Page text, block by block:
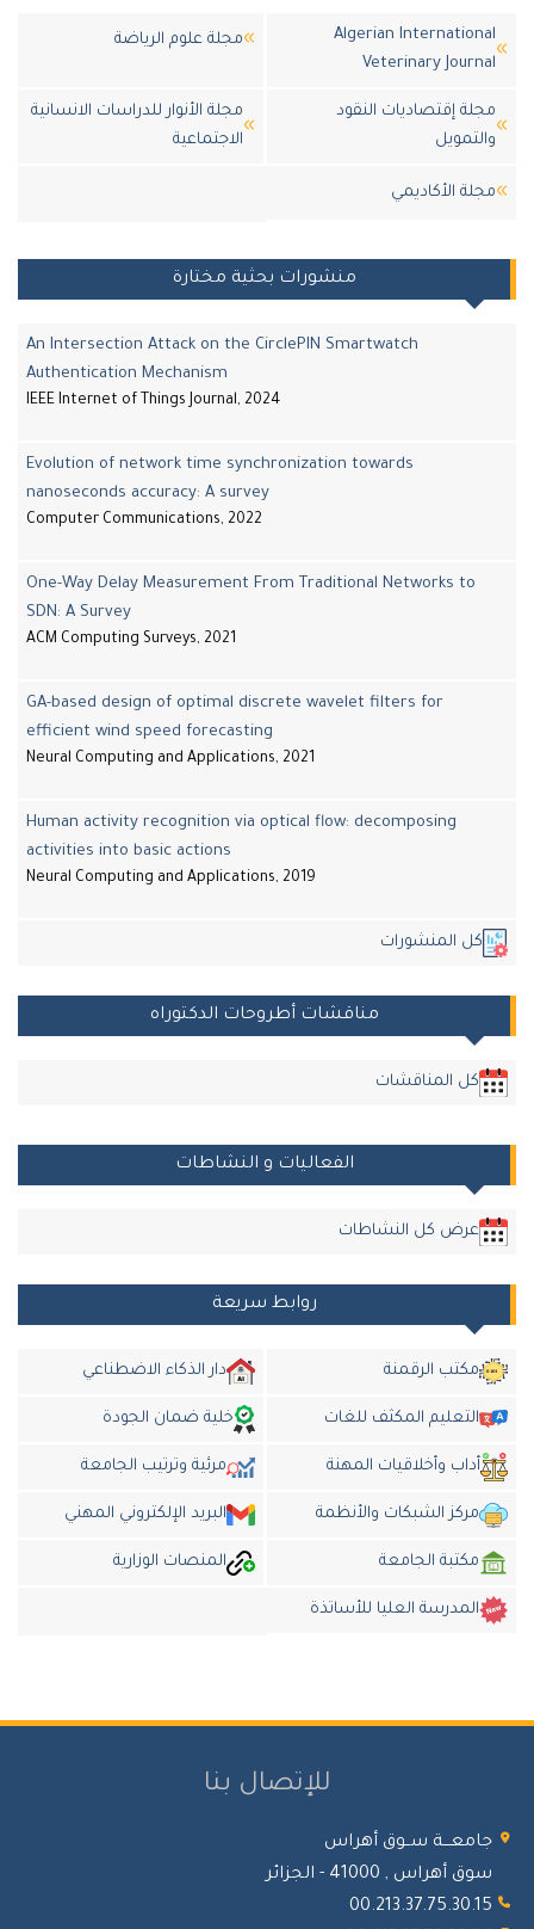
Algerian
Veterinary
مجلة علوم الرياضة
إقتصاديات النقود
مجلة الأنوار للدراسات الانسانية
الاجتماعية
اﻷكاديمي
منشورات بحثية مختارة
An Intersection Attack on the CirclePIN Smartwatch
Authentication Mechanism
IEEE Internet of Things Journal, 2024
Evolution of network time synchronization towards
nanoseconds accuracy: A survey
Computer Communications, 2022
One-Way Delay Measurement From Traditional Networks to
SDN: A Survey
ACM Computing Surveys, 2021
GA-based design of optimal discrete wavelet filters for
efficient wind speed forecasting
Neural Computing and Applications, 2021
Human activity recognition via optical flow: decomposing
activities into basic actions
Neural Computing and Applications, 2019
كل المنشورات
مناقشات أطروحات الدكتوراه
كل المناقشات
الفعاليات و النشاطات
عرض كل النشاطات
روابط سريعة
مكتب الرقمنة دار الذكاء الاضطناعي
التعليم المكثف للغات خلية ضمان الجودة
أداب وأخلاقيات المهنة مرئية وترتيب الجامعة
مركز الشبكات والأنظمة البريد الإلكتروني المهني
مكتبة الجامعة المنصات الوزارية
المدرسة العليا للأساتذة
للإتصال بنا
ســوق أهراس
أهراس , 41000 - الجزائر